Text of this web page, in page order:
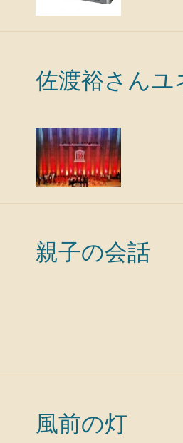
佐渡裕さんユ
親子の会話
風前の灯